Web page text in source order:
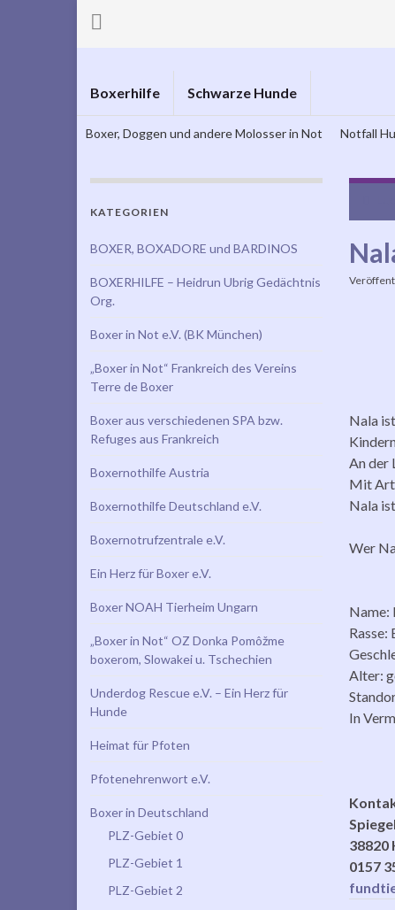
Boxerhilfe Schwarze Hunde
Boxer, Doggen und andere Molosser in Not Notfall
Nala
An der
Mit
Nala
Wer
Name:
Rasse:
Alter:
In
38820
0157
KATEGORIEN
BOXER, BOXADORE und BARDINOS
BOXERHILFE – Heidrun Ubrig Gedächtnis
Org.
Boxer in Not e.V. (BK München)
„Boxer in Not“ Frankreich des Vereins
Terre de Boxer
Boxer aus verschiedenen SPA bzw.
Refuges aus Frankreich
Boxernothilfe Austria
Boxernothilfe Deutschland e.V.
Boxernotrufzentrale e.V.
Ein Herz für Boxer e.V.
Boxer NOAH Tierheim Ungarn
„Boxer in Not“ OZ Donka Pomôžme
boxerom, Slowakei u. Tschechien
Underdog Rescue e.V. – Ein Herz für
Hunde
Heimat für Pfoten
Pfotenehrenwort e.V.
Boxer in Deutschland
PLZ-Gebiet 0
PLZ-Gebiet 1
PLZ-Gebiet 2